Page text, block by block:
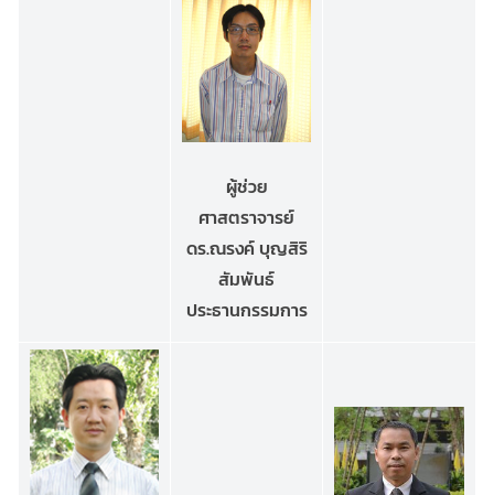
ผู้ช่วย
ศาสตราจารย์
ดร.ณรงค์ บุญสิริ
สัมพันธ์
ประธานกรรมการ